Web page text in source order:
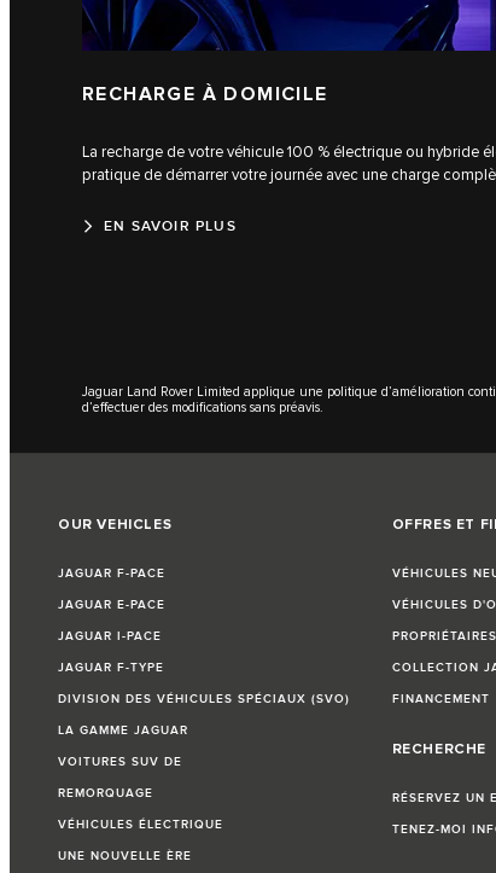
RECHARGE À DOMICILE
La recharge de votre véhicule 100 % électrique ou hybride
pratique de démarrer votre journée avec une charge
EN SAVOIR PLUS
Jaguar Land Rover Limited applique une politique d’amélioration
d’effectuer des modifications sans préavis.
OUR VEHICLES
JAGUAR F-PACE
JAGUAR E-PACE
JAGUAR I-PACE
JAGUAR F-TYPE
DIVISION DES VÉHICULES SPÉCIAUX (SVO)
LA GAMME JAGUAR
VOITURES SUV DE
REMORQUAGE
VÉHICULES ÉLECTRIQUE
UNE NOUVELLE ÈRE
OFFRES ET
VÉHICULES
VÉHICULES
PROPRIÉTAIRES
COLLECTION
FINANCEMENT
RECHERCHE
RÉSERVEZ UN
TENEZ-MOI